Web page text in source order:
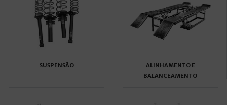
SUSPENSÃO
ALINHAMENTO E
BALANCEAMENTO